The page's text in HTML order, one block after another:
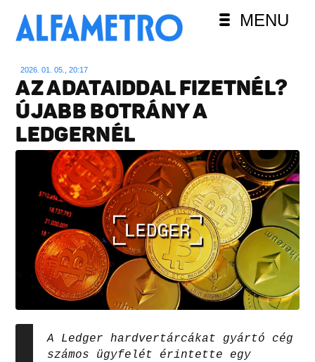
MENU
2026. 01. 05., 20:17
AZ ADATAIDDAL FIZETNÉL?
ÚJABB BOTRÁNY A
LEDGERNÉL
A Ledger hardvertárcákat gyártó cég
számos ügyfelét érintette egy